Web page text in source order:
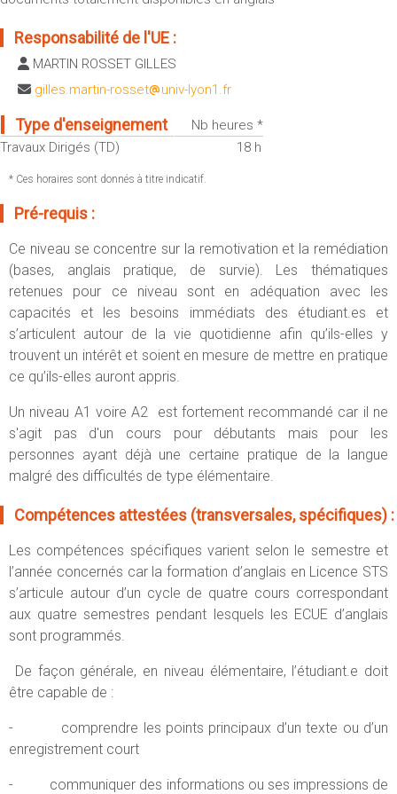
Sportives)
UFR FS (Chimie, Mathématique, Physique)
UFR Biosciences (Biologie, Biochimie)
GEP (Génie Electrique des Procédés - Département composante)
Mécanique (Département composante)
Fermer
OUTILS
Emploi du temps
Stage et emploi
Portefeuille d'Expériences et
Fermer
Responsabilité de l'UE :
MARTIN ROSSET GILLES
gilles.martin-rosset
univ-lyon1.fr
Type d'enseignement
Nb heures *
Travaux Dirigés (TD)
18 h
* Ces horaires sont donnés à titre indicatif.
Pré-requis :
Ce niveau se concentre sur la remotivation et la remédiation
(bases, anglais pratique, de survie). Les thématiques
retenues pour ce niveau sont en adéquation avec les
capacités et les besoins immédiats des étudiant.es et
s’articulent autour de la vie quotidienne afin qu’ils-elles y
trouvent un intérêt et soient en mesure de mettre en pratique
ce qu’ils-elles auront appris.
Un niveau A1 voire A2 est fortement recommandé car il ne
s'agit pas d'un cours pour débutants mais pour les
personnes ayant déjà une certaine pratique de la langue
malgré des difficultés de type élémentaire.
Compétences attestées (transversales, spécifiques) :
Les compétences spécifiques varient selon le semestre et
l’année concernés car la formation d’anglais en Licence STS
s’articule autour d’un cycle de quatre cours correspondant
aux quatre semestres pendant lesquels les ECUE d’anglais
sont programmés.
De façon générale, en niveau élémentaire, l’étudiant.e doit
être capable de :
- comprendre les points principaux d’un texte ou d’un
enregistrement court
- communiquer des informations ou ses impressions de